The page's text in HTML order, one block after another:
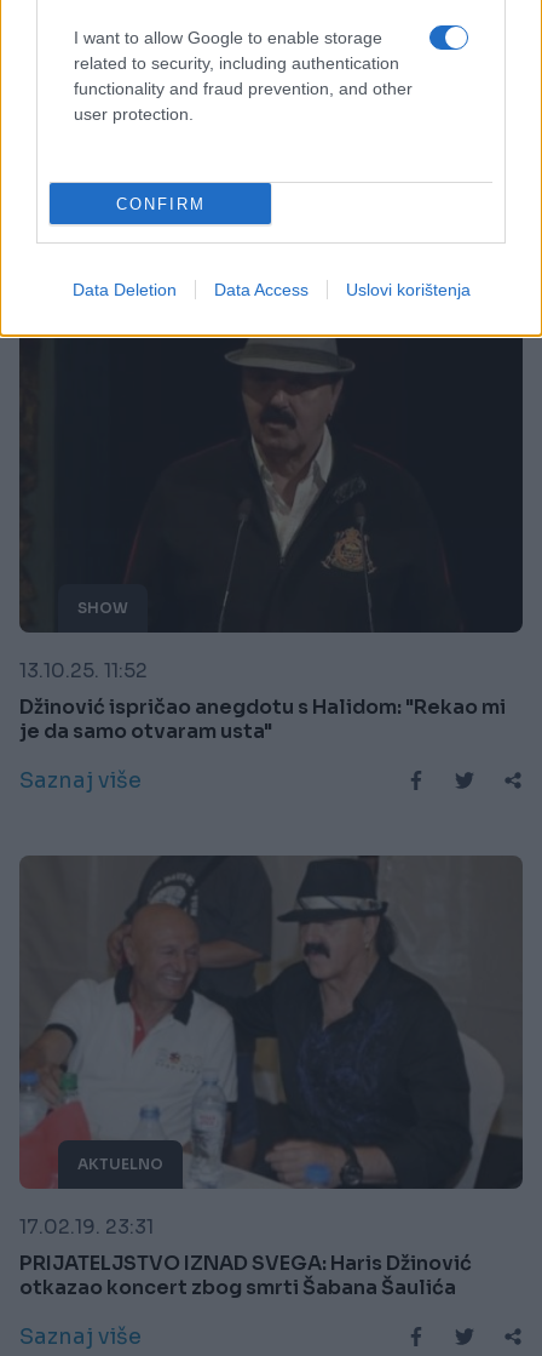
I want to allow Google to enable storage
related to security, including authentication
functionality and fraud prevention, and other
user protection.
CONFIRM
Data Deletion Data Access Uslovi korištenja
SHOW
14.10.25. 11:42
trenutku kada mu je prišao Halidov sin
Saznaj više
SHOW
13.10.25. 11:52
Džinović ispričao anegdotu s Halidom: "Rekao mi
je da samo otvaram usta"
Saznaj više
AKTUELNO
17.02.19. 23:31
PRIJATELJSTVO IZNAD SVEGA: Haris Džinović
otkazao koncert zbog smrti Šabana Šaulića
Saznaj više